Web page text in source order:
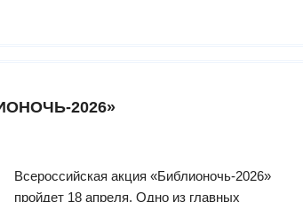
–
самом
2026»
Всероссийская акция «Библионочь-2026»
пройдет 18 апреля. Одно из главных